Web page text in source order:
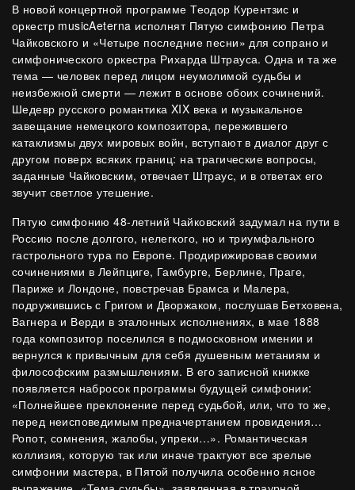
В новой концертной программе Теодор Курентзис и
оркестр musicAeterna исполнят Пятую симфонию Петра
Чайковского и «Четыре последние песни» для сопрано и
симфонического оркестра Рихарда Штрауса. Одна и та же
тема — человек перед лицом неумолимой судьбы и
неизбежной смерти — лежит в основе обоих сочинений.
Шедевр русского романтика XIX века и музыкальное
завещание немецкого композитора, пережившего
катаклизмы двух мировых войн, вступают в диалог друг с
другом поверх всяких границ: на трагические вопросы,
заданные Чайковским, отвечает Штраус, и в ответах его
звучит светлое утешение.
Пятую симфонию 48-летний Чайковский задумал на пути в
Россию после долгого, нелегкого, но и триумфального
гастрольного тура по Европе. Продирижировав своими
сочинениями в Лейпциге, Гамбурге, Берлине, Праге,
Париже и Лондоне, повстречав Брамса и Малера,
подружившись с Григом и Дворжаком, послушав Бетховена,
Вагнера и Верди в эталонных исполнениях, в мае 1888
года композитор поселился в подмосковном имении и
вернулся к привычным для себя душевным метаниям и
философским размышлениям. В его записной книжке
появляется набросок программы будущей симфонии:
«Полнейшее преклонение перед судьбой, или, что то же,
перед неисповедимым предначертанием провидения…
Ропот, сомнения, жалобы, упреки…». Романтическая
коллизия, которую так или иначе трактуют все зрелые
симфонии мастера, в Пятой получила особенно ясное